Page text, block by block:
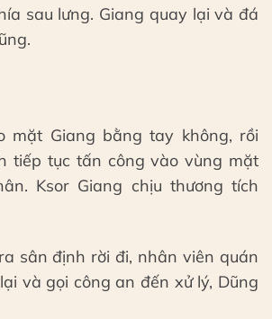
sau lưng. Giang quay lại và đá
mặt Giang bằng tay không, rồi
tiếp tục tấn công vào vùng mặt
Ksor Giang chịu thương tích
sân định rời đi, nhân viên quán
và gọi công an đến xử lý, Dũng